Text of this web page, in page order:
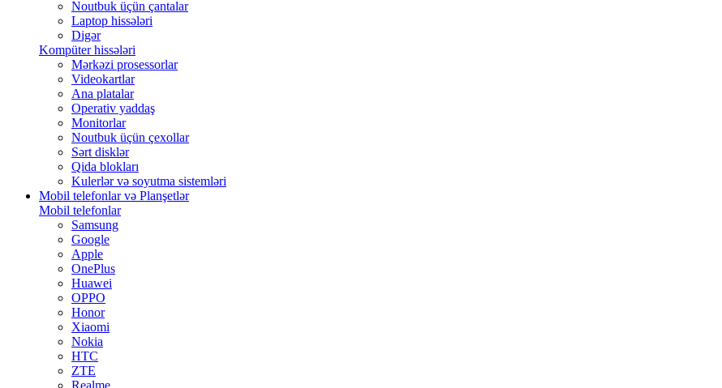
Noutbuk üçün çantalar
Laptop hissələri
Digər
Kompüter hissələri
Mərkəzi prosessorlar
Videokartlar
Ana platalar
Operativ yaddaş
Monitorlar
Noutbuk üçün çexollar
Sərt disklər
Qida blokları
Kulerlər və soyutma sistemləri
Mobil telefonlar və Planşetlər
Mobil telefonlar
Samsung
Google
Apple
OnePlus
Huawei
OPPO
Honor
Xiaomi
Nokia
HTC
ZTE
Realme